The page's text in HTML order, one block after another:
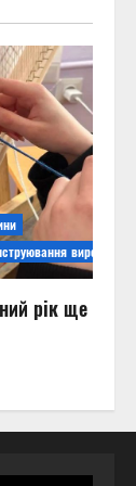
виробів
рік ще